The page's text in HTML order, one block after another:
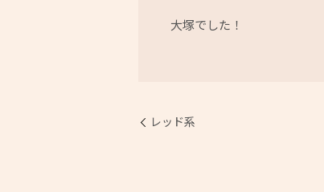
大塚でした！
レッド系